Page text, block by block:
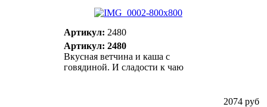
Артикул: 2480
Артикул: 2480
Вкусная ветчина и каша с
говядиной. И сладости к чаю
2074 руб